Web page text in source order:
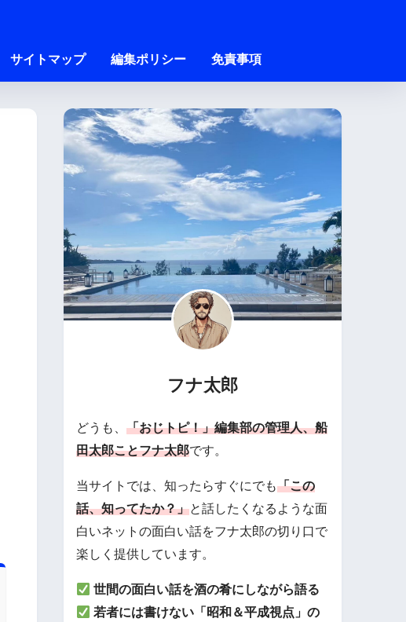
サイトマップ 編集ポリシー 免責事項
フナ太郎
どうも、 「おじトピ！」編集部の管理人、船
田太郎ことフナ太郎です。
当サイトでは、知ったらすぐにでも「この
話、知ってたか？」と話したくなるような面
白いネットの面白い話をフナ太郎の切り口で
楽しく提供しています。
世間の面白い話を酒の肴にしながら語る
若者には書けない「昭和＆平成視点」の